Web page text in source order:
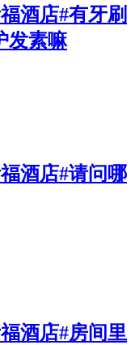
酒店#有牙刷
发素嘛
酒店#请问哪
酒店#房间里